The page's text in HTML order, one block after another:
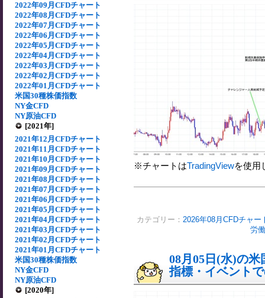
2022年09月CFDチャート
2022年08月CFDチャート
2022年07月CFDチャート
2022年06月CFDチャート
2022年05月CFDチャート
2022年04月CFDチャート
2022年03月CFDチャート
2022年02月CFDチャート
2022年01月CFDチャート
米国30種株価指数
NY金CFD
NY原油CFD
[2021年]
2021年12月CFDチャート
2021年11月CFDチャート
2021年10月CFDチャート
2021年09月CFDチャート
2021年08月CFDチャート
2021年07月CFDチャート
2021年06月CFDチャート
2021年05月CFDチャート
2021年04月CFDチャート
2021年03月CFDチャート
2021年02月CFDチャート
2021年01月CFDチャート
米国30種株価指数
NY金CFD
NY原油CFD
[2020年]
※チャートはTradingViewを使用
カテゴリー： 2026年08月CFDチャー
労
08月05日(水)の
指標・イベント